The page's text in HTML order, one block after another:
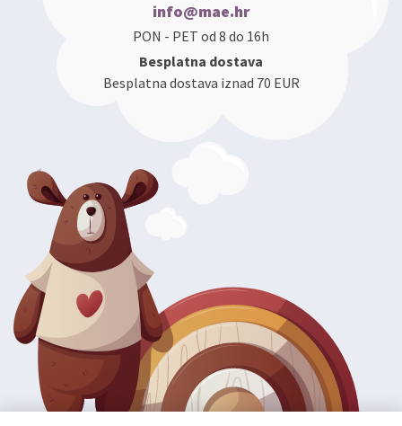
info@mae.hr
PON - PET od 8 do 16h
Besplatna dostava
Besplatna dostava iznad 70 EUR